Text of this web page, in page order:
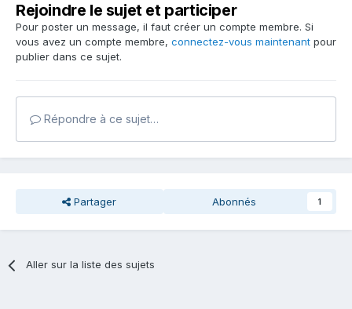
Rejoindre le sujet et participer
Pour poster un message, il faut créer un compte membre. Si
vous avez un compte membre, connectez-vous maintenant pour
publier dans ce sujet.
Répondre à ce sujet…
Partager Abonnés 1
Aller sur la liste des sujets